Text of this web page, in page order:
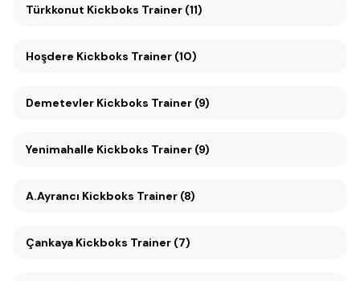
Türkkonut Kickboks Trainer (11)
Hoşdere Kickboks Trainer (10)
Demetevler Kickboks Trainer (9)
Yenimahalle Kickboks Trainer (9)
A.Ayrancı Kickboks Trainer (8)
Çankaya Kickboks Trainer (7)